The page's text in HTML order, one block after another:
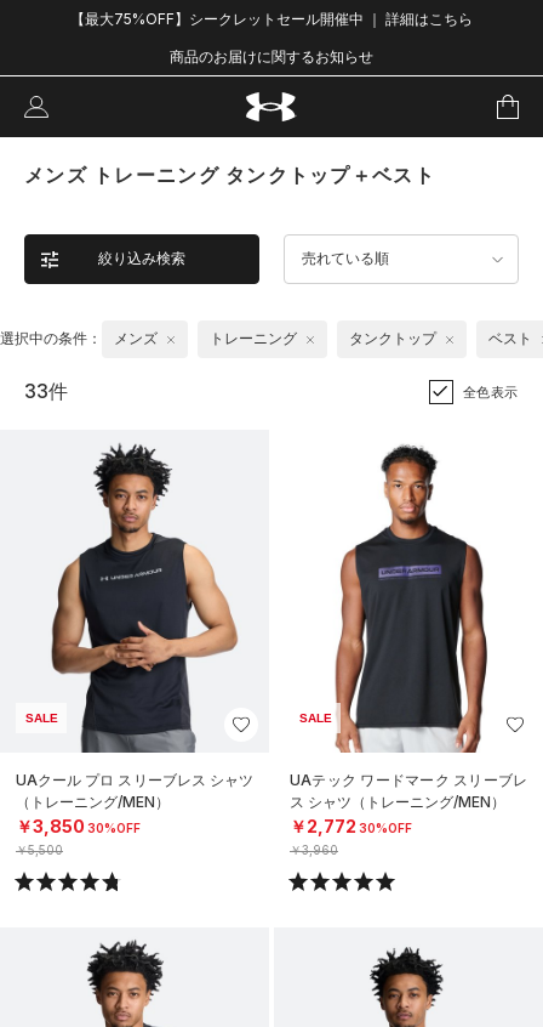
【最大75%OFF】シークレットセール開催中 ｜ 詳細はこちら
商品のお届けに関するお知らせ
メンズ トレーニング タンクトップ＋ベスト
絞り込み検索 売れている順
選択中の条件： メンズ トレーニング タンクトップ ベスト
33件 全色表示
SALE
UAクール プロ スリーブレス シャツ
（トレーニング/MEN）
￥3,850 30%OFF
￥5,500
SALE
UAテック ワードマーク スリーブレ
ス シャツ（トレーニング/MEN）
￥2,772 30%OFF
￥3,960